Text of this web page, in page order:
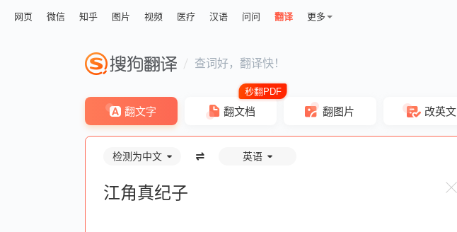
网页 微信 知乎 图片 视频 医疗 汉语 问问 翻译 更多
查词好，翻译快！
翻文字 翻文档 翻图片 改英文
检测为中文 英语